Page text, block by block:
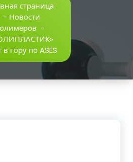
страница
- Новости
-
в гору по ASES